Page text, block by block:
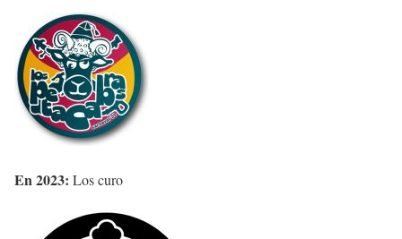
En 2023: Los curo